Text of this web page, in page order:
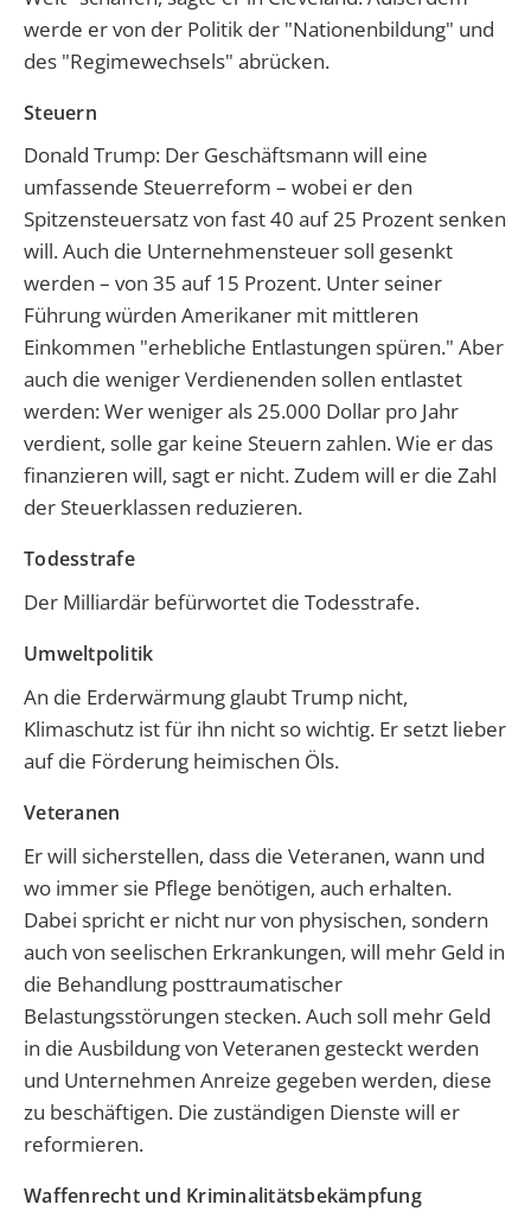
werde er von der Politik der "Nationenbildung" und
des "Regimewechsels" abrücken.
Steuern
Donald Trump: Der Geschäftsmann will eine
umfassende Steuerreform – wobei er den
Spitzensteuersatz von fast 40 auf 25 Prozent senken
will. Auch die Unternehmensteuer soll gesenkt
werden – von 35 auf 15 Prozent. Unter seiner
Führung würden Amerikaner mit mittleren
Einkommen "erhebliche Entlastungen spüren." Aber
auch die weniger Verdienenden sollen entlastet
werden: Wer weniger als 25.000 Dollar pro Jahr
verdient, solle gar keine Steuern zahlen. Wie er das
finanzieren will, sagt er nicht. Zudem will er die Zahl
der Steuerklassen reduzieren.
Todesstrafe
Der Milliardär befürwortet die Todesstrafe.
Umweltpolitik
An die Erderwärmung glaubt Trump nicht,
Klimaschutz ist für ihn nicht so wichtig. Er setzt lieber
auf die Förderung heimischen Öls.
Veteranen
Er will sicherstellen, dass die Veteranen, wann und
wo immer sie Pflege benötigen, auch erhalten.
Dabei spricht er nicht nur von physischen, sondern
auch von seelischen Erkrankungen, will mehr Geld in
die Behandlung posttraumatischer
Belastungsstörungen stecken. Auch soll mehr Geld
in die Ausbildung von Veteranen gesteckt werden
und Unternehmen Anreize gegeben werden, diese
zu beschäftigen. Die zuständigen Dienste will er
reformieren.
Waffenrecht und Kriminalitätsbekämpfung